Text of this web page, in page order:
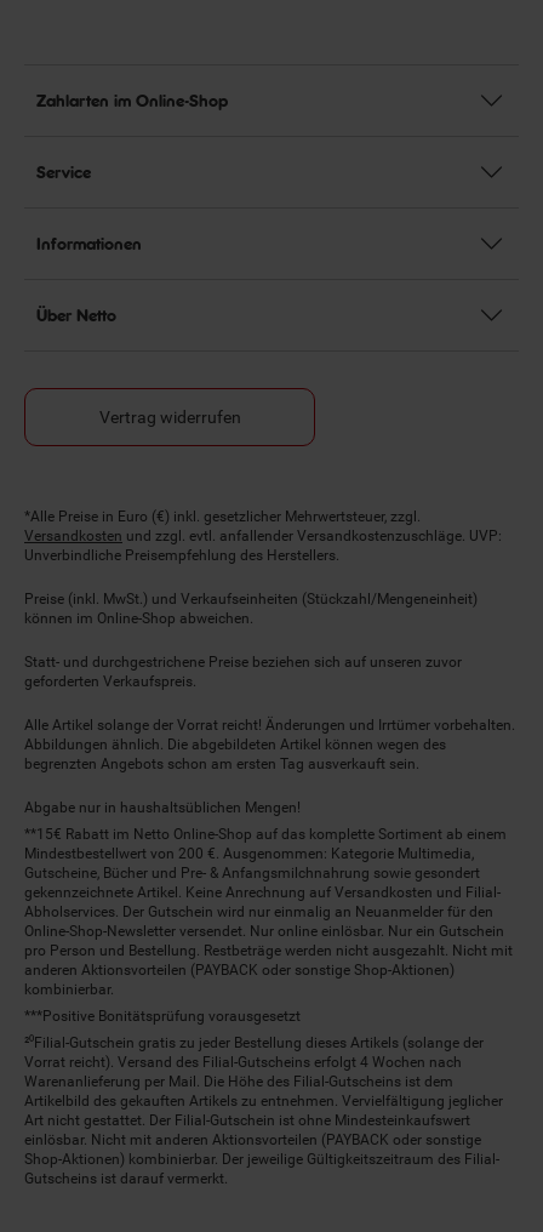
Zahlarten im Online-Shop
Service
Informationen
Über Netto
Vertrag widerrufen
Fußnoten
*Alle Preise in Euro (€) inkl. gesetzlicher Mehrwertsteuer, zzgl.
Versandkosten und zzgl. evtl. anfallender Versandkostenzuschläge. UVP:
Unverbindliche Preisempfehlung des Herstellers.
Preise (inkl. MwSt.) und Verkaufseinheiten (Stückzahl/Mengeneinheit)
können im Online-Shop abweichen.
Statt- und durchgestrichene Preise beziehen sich auf unseren zuvor
geforderten Verkaufspreis.
Alle Artikel solange der Vorrat reicht! Änderungen und Irrtümer vorbehalten.
Abbildungen ähnlich. Die abgebildeten Artikel können wegen des
begrenzten Angebots schon am ersten Tag ausverkauft sein.
Abgabe nur in haushaltsüblichen Mengen!
**15€ Rabatt im Netto Online-Shop auf das komplette Sortiment ab einem
Mindestbestellwert von 200 €. Ausgenommen: Kategorie Multimedia,
Gutscheine, Bücher und Pre- & Anfangsmilchnahrung sowie gesondert
gekennzeichnete Artikel. Keine Anrechnung auf Versandkosten und Filial-
Abholservices. Der Gutschein wird nur einmalig an Neuanmelder für den
Online-Shop-Newsletter versendet. Nur online einlösbar. Nur ein Gutschein
pro Person und Bestellung. Restbeträge werden nicht ausgezahlt. Nicht mit
anderen Aktionsvorteilen (PAYBACK oder sonstige Shop-Aktionen)
kombinierbar.
***Positive Bonitätsprüfung vorausgesetzt
²⁰Filial-Gutschein gratis zu jeder Bestellung dieses Artikels (solange der
Vorrat reicht). Versand des Filial-Gutscheins erfolgt 4 Wochen nach
Warenanlieferung per Mail. Die Höhe des Filial-Gutscheins ist dem
Artikelbild des gekauften Artikels zu entnehmen. Vervielfältigung jeglicher
Art nicht gestattet. Der Filial-Gutschein ist ohne Mindesteinkaufswert
einlösbar. Nicht mit anderen Aktionsvorteilen (PAYBACK oder sonstige
Shop-Aktionen) kombinierbar. Der jeweilige Gültigkeitszeitraum des Filial-
Gutscheins ist darauf vermerkt.